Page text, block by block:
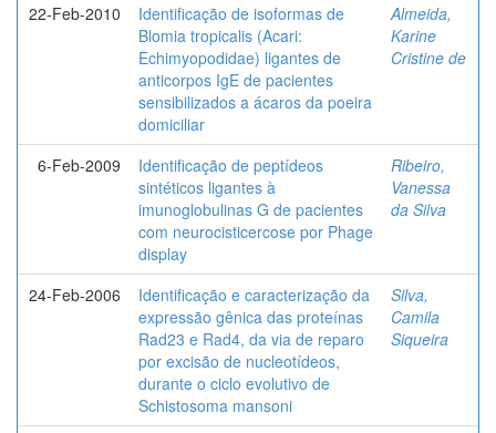
22-Feb-2010
Identificação de isoformas de
Blomia tropicalis (Acari:
Echimyopodidae) ligantes de
anticorpos IgE de pacientes
sensibilizados a ácaros da poeira
domiciliar
Almeida,
Karine
Cristine de
6-Feb-2009
Identificação de peptídeos
sintéticos ligantes à
imunoglobulinas G de pacientes
com neurocisticercose por Phage
display
Ribeiro,
Vanessa
da Silva
24-Feb-2006
Identificação e caracterização da
expressão gênica das proteínas
Rad23 e Rad4, da via de reparo
por excisão de nucleotídeos,
durante o ciclo evolutivo de
Schistosoma mansoni
Silva,
Camila
Siqueira